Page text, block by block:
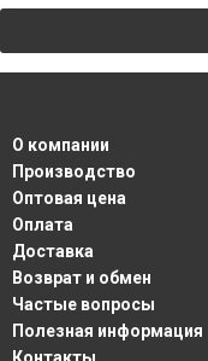
О компании
Производство
Оптовая цена
Оплата
Доставка
Возврат и обмен
Частые вопросы
Полезная информация